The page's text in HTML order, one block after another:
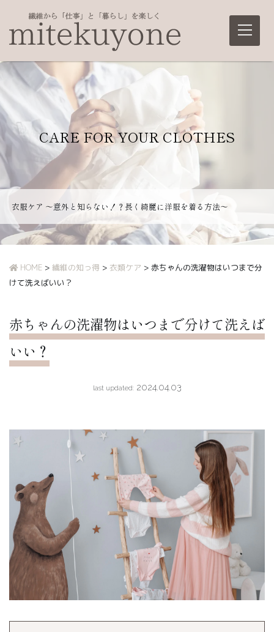
Main Navigation
CARE FOR YOUR CLOTHES
衣服ケア ～意外と知らない！？長く綺麗に洋服を着る方法～
HOME > 繊維の知っ得 > 衣類ケア > 赤ちゃんの洗濯物はいつまで分
けて洗えばいい？
赤ちゃんの洗濯物はいつまで分けて洗えば
いい？
last updated:2024.04.03